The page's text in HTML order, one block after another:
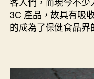
3C 產品，故具有吸
的成為了保健食品界